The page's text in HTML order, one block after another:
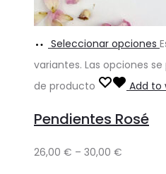
Seleccionar opciones
variantes. Las opciones
de producto
Add to
Pendientes Rosé
26,00 € – 30,00 €